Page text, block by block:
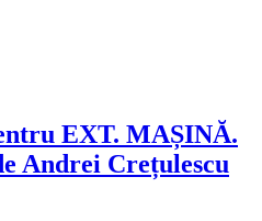
EXT. MAȘINĂ.
Andrei Crețulescu